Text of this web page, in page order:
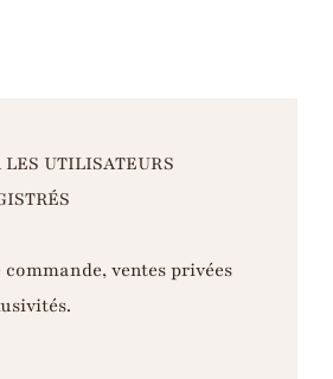
LES UTILISATEURS
commande, ventes privées